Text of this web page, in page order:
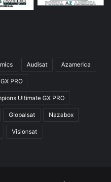
IPTV
Audisat Azamerica
PRO
Ultimate GX PRO
Globalsat Nazabox
Visionsat